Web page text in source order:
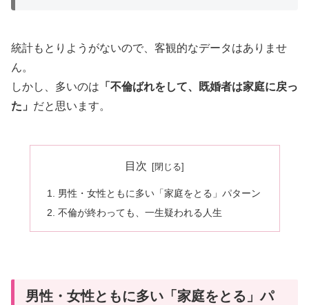
統計もとりようがないので、客観的なデータはありませ
ん。
しかし、多いのは 「不倫ばれをして、既婚者は家庭に戻っ
た」 だと思います。
目次
男性・女性ともに多い「家庭をとる」パターン
不倫が終わっても、一生疑われる人生
男性・女性ともに多い「家庭をとる」パ